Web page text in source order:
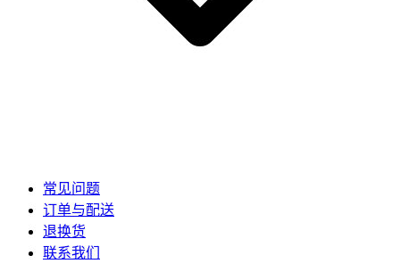
常见问题
订单与配送
退换货
联系我们